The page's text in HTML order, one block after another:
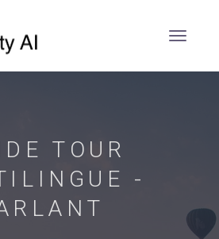
TOUR
-